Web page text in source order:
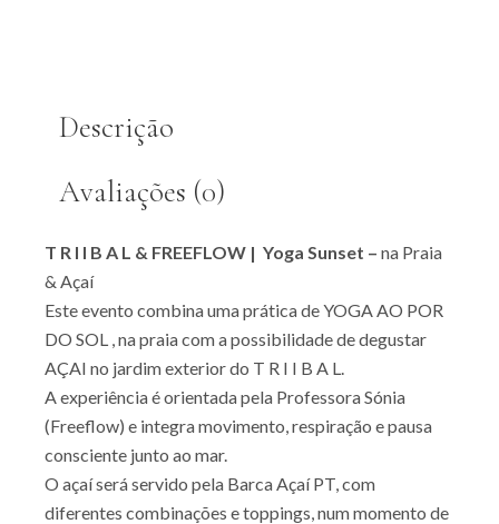
Descrição
Avaliações (0)
T R I I B A L & FREEFLOW | Yoga Sunset –na Praia
& Açaí
Este evento combina uma prática de YOGA AO POR
DO SOL , na praia com a possibilidade de degustar
AÇAI no jardim exterior do T R I I B A L.
A experiência é orientada pela Professora Sónia
(Freeflow) e integra movimento, respiração e pausa
consciente junto ao mar.
O açaí será servido pela Barca Açaí PT, com
diferentes combinações e toppings, num momento de